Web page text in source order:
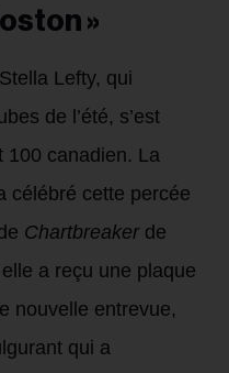
»
Lefty, qui
de l’été, s’est
100 canadien. La
célébré cette percée
Chartbreaker de
a reçu une plaque
nouvelle entrevue,
qui a